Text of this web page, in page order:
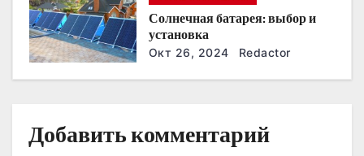
и
с
я
Солнечная батарея: выбор и
установка
Окт 26, 2024 Redactor
Добавить комментарий